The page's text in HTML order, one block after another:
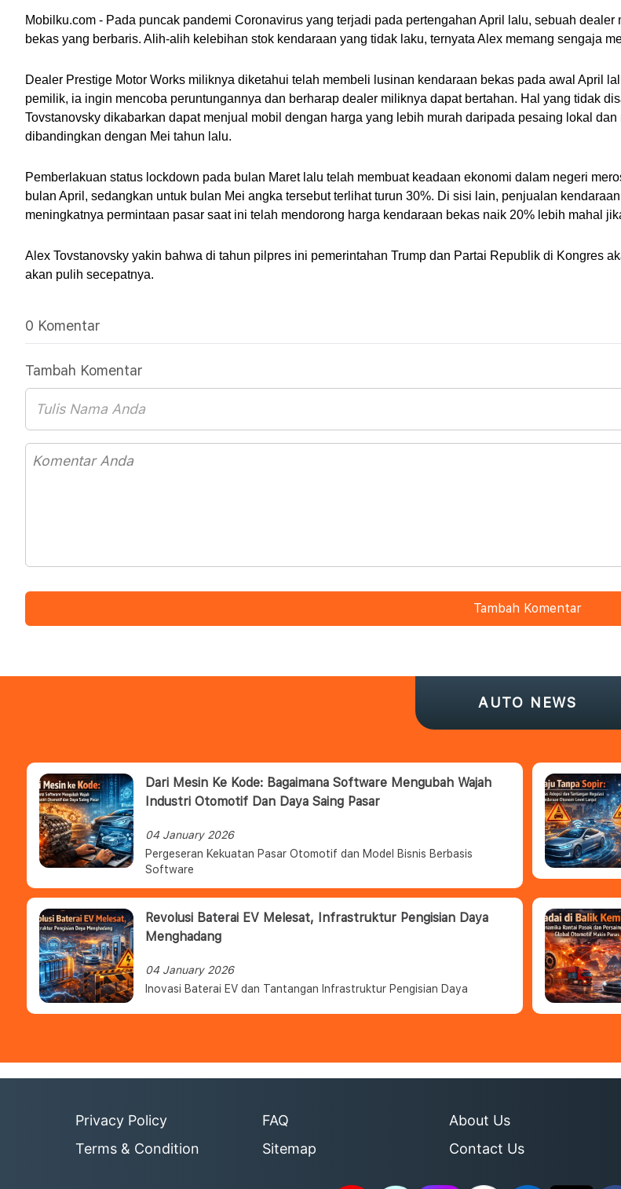
Mobilku.com - Pada puncak pandemi Coronavirus yang terjadi pada pertengahan April lalu, sebuah
bekas yang berbaris. Alih-alih kelebihan stok kendaraan yang tidak laku, ternyata Alex memang sengaja
Dealer Prestige Motor Works miliknya diketahui telah membeli lusinan kendaraan bekas pada awal April
pemilik, ia ingin mencoba peruntungannya dan berharap dealer miliknya dapat bertahan. Hal yang tidak
Tovstanovsky dikabarkan dapat menjual mobil dengan harga yang lebih murah daripada pesaing lokal
dibandingkan dengan Mei tahun lalu.
Pemberlakuan status lockdown pada bulan Maret lalu telah membuat keadaan ekonomi dalam negeri
bulan April, sedangkan untuk bulan Mei angka tersebut terlihat turun 30%. Di sisi lain, penjualan
meningkatnya permintaan pasar saat ini telah mendorong harga kendaraan bekas naik 20% lebih mahal
Alex Tovstanovsky yakin bahwa di tahun pilpres ini pemerintahan Trump dan Partai Republik di Kongres
akan pulih secepatnya.
0 Komentar
Tambah Komentar
Tambah Komentar
AUTO NEWS
Dari Mesin Ke Kode: Bagaimana Software Mengubah Wajah
Industri Otomotif Dan Daya Saing Pasar
04 January 2026
Pergeseran Kekuatan Pasar Otomotif dan Model Bisnis Berbasis
Software
Revolusi Baterai EV Melesat, Infrastruktur Pengisian Daya
Menghadang
04 January 2026
Inovasi Baterai EV dan Tantangan Infrastruktur Pengisian Daya
Privacy Policy
Terms & Condition
FAQ
Sitemap
About Us
Contact Us